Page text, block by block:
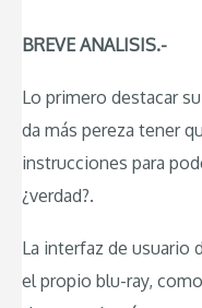
BREVE ANALISIS.-
Lo primero destacar
da más pereza tener
instrucciones para
¿verdad?.
La interfaz de usuario
el propio blu-ray,